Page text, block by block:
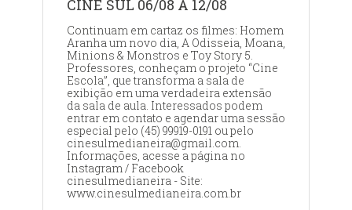
CINE SUL 06/08 A 12/08
Continuam em cartaz os filmes: Homem
Aranha um novo dia, A Odisseia, Moana,
Minions & Monstros e Toy Story 5.
Professores, conheçam o projeto “Cine
Escola”, que transforma a sala de
exibição em uma verdadeira extensão
da sala de aula. Interessados podem
entrar em contato e agendar uma sessão
especial pelo (45) 99919-0191 ou pelo
cinesulmedianeira@gmail.com.
Informações, acesse a página no
Instagram / Facebook
cinesulmedianeira - Site:
www.cinesulmedianeira.com.br